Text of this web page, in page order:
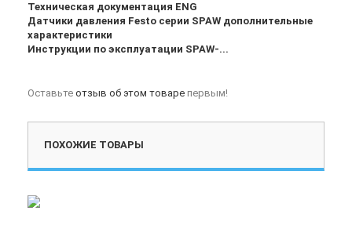
Техническая документация ENG
Датчики давления Festo серии SPAW дополнительные
характеристики
Инструкции по эксплуатации SPAW-...
Оставьте отзыв об этом товаре первым!
ПОХОЖИЕ ТОВАРЫ